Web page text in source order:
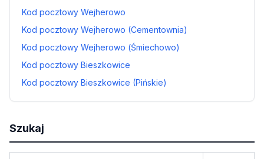
Kod pocztowy Wejherowo
Kod pocztowy Wejherowo (Cementownia)
Kod pocztowy Wejherowo (Śmiechowo)
Kod pocztowy Bieszkowice
Kod pocztowy Bieszkowice (Pińskie)
Szukaj